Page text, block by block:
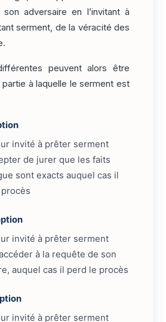
adversaire en l’invitant à
serment, de la véracité des
peuvent alors être
à laquelle le serment est
invité à prêter serment
de jurer que les faits
sont exacts auquel cas il
invité à prêter serment
à la requête de son
auquel cas il perd le procès
invité à prêter serment